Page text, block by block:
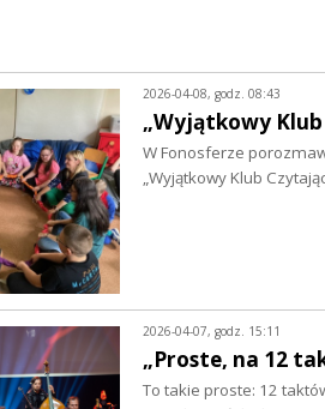
2026-04-08, godz. 08:43
„Wyjątkowy
W Fonosferze
„Wyjątkowy Klub
2026-04-07, godz. 15:11
„Proste, na 12
To takie proste: 12